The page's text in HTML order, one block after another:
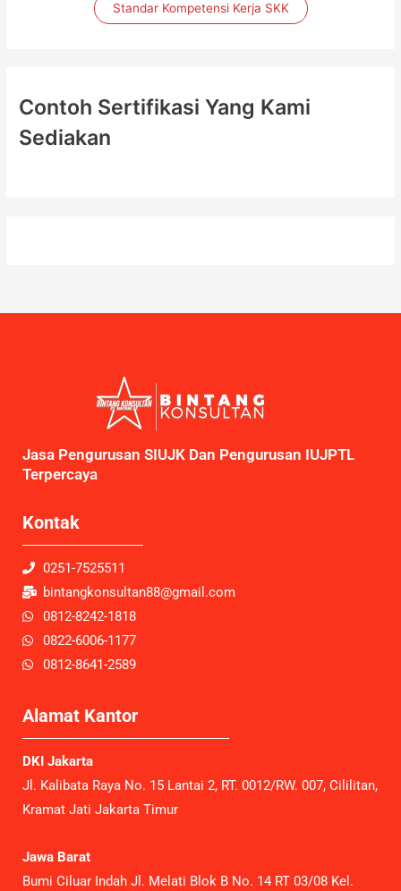
Standar Kompetensi Kerja SKK
Contoh Sertifikasi Yang Kami
Sediakan
Jasa Pengurusan SIUJK Dan Pengurusan IUJPTL
Terpercaya
Kontak
0251-7525511
bintangkonsultan88@gmail.com
0812-8242-1818
0822-6006-1177
0812-8641-2589
Alamat Kantor
DKI Jakarta
Jl. Kalibata Raya No. 15 Lantai 2, RT. 0012/RW. 007, Cililitan,
Kramat Jati Jakarta Timur
Jawa Barat
Bumi Ciluar Indah Jl. Melati Blok B No. 14 RT 03/08 Kel.